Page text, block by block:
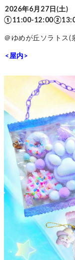
2026年6月27日(土)
①11:00-
＠ゆめが丘ソラトス(
<屋内>